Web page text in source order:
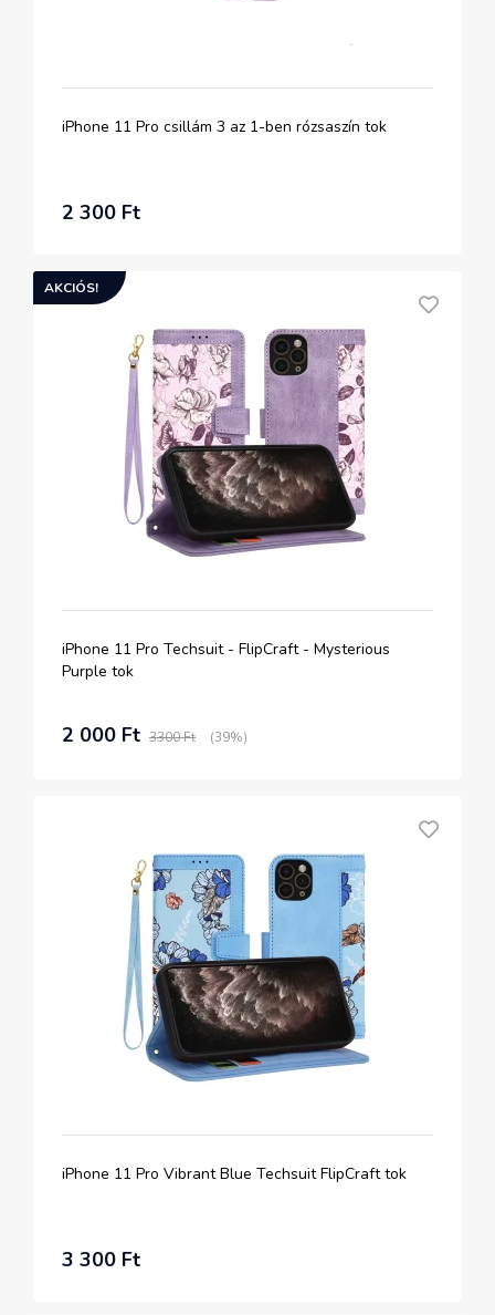
iPhone 11 Pro csillám 3 az 1-ben rózsaszín tok
2 300 Ft
AKCIÓS!
iPhone 11 Pro Techsuit - FlipCraft - Mysterious
Purple tok
2 000 Ft 3300 Ft (39%)
iPhone 11 Pro Vibrant Blue Techsuit FlipCraft tok
3 300 Ft